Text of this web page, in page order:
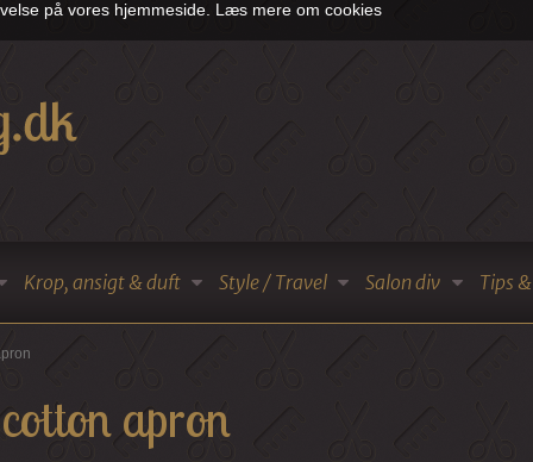
på vores hjemmeside. Læs mere om cookies
Krop, ansigt & duft Style / Travel Salon div Tips
apron